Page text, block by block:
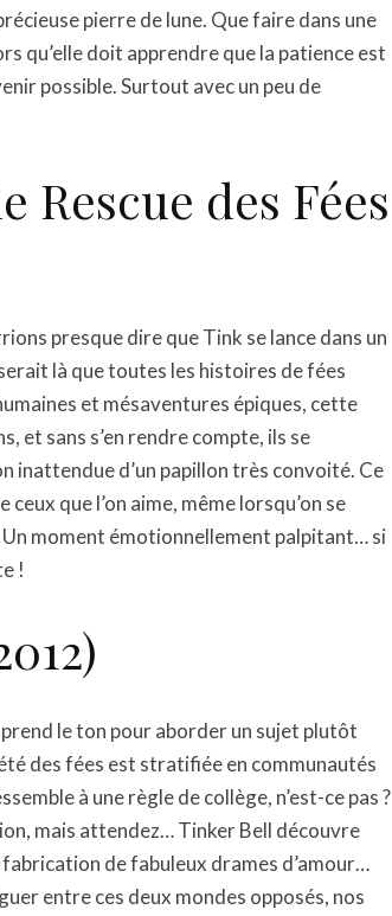
pierre de lune. Que faire dans une
qu’elle doit apprendre que la patience est
possible. Surtout avec un peu de
Rescue des Fées
presque dire que Tink se lance dans un
là que toutes les histoires de fées
et mésaventures épiques, cette
et sans s’en rendre compte, ils se
inattendue d’un papillon très convoité. Ce
que l’on aime, même lorsqu’on se
moment émotionnellement palpitant… si
!
le ton pour aborder un sujet plutôt
des fées est stratifiée en communautés
à une règle de collège, n’est-ce pas ?
mais attendez… Tinker Bell découvre
de fabuleux drames d’amour…
entre ces deux mondes opposés, nos